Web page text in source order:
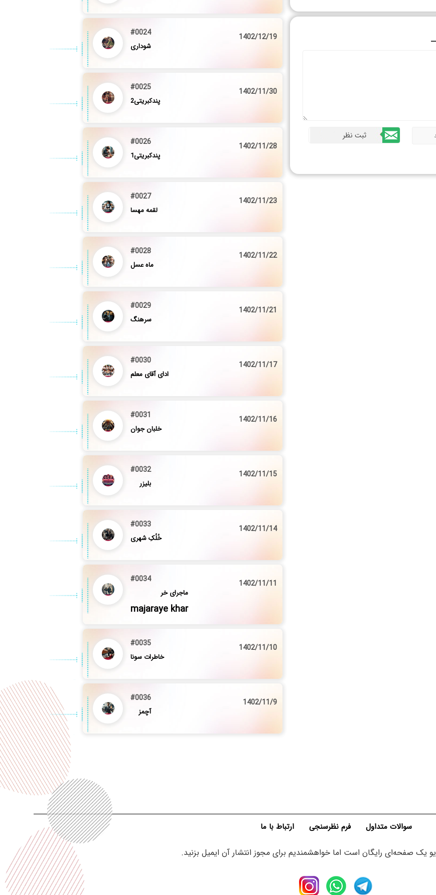
#0024
شوداری
1402/12/19
#0025
پندکبریتی2
1402/11/30
#0026
پندکبریتی1
1402/11/28
#0027
لقمه مهسا
1402/11/23
#0028
ماه عسل
1402/11/22
#0029
سرهنگ
1402/11/21
#0030
ادای آقای معلم
1402/11/17
#0031
خلبان جوان
1402/11/16
#0032
بلیزر
1402/11/15
#0033
خُلُکِ شهری
1402/11/14
#0034
ماجرای خر
majaraye khar
1402/11/11
#0035
خاطرات سونا
1402/11/10
#0036
آچمز
1402/11/9
سوالات متداول فرم نظرسنجی ارتباط با ما
یک صفحه‌ای رایگان است اما خواهشمندیم برای مجوز انتشار آن ایمیل بزنید.